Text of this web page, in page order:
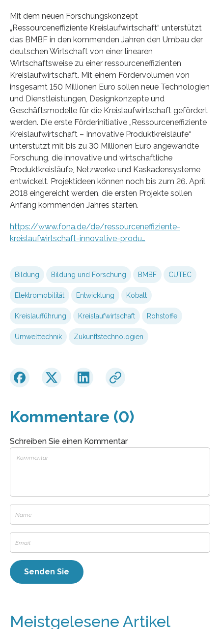
Mit dem neuen Forschungskonzept
„Ressourceneffiziente Kreislaufwirtschaft“ unterstützt
das BMBF in den kommenden Jahren den Umbau der
deutschen Wirtschaft von einer linearen
Wirtschaftsweise zu einer ressourceneffizienten
Kreislaufwirtschaft. Mit einem Fördervolumen von
insgesamt 150 Millionen Euro sollen neue Technologien
und Dienstleistungen, Designkonzepte und
Geschäftsmodelle für die Kreislaufwirtschaft gefördert
werden. Die erste Förderinitiative „Ressourceneffiziente
Kreislaufwirtschaft – Innovative Produktkreisläufe“
unterstützt mit bis zu 30 Millionen Euro angewandte
Forschung, die innovative und wirtschaftliche
Produktkreisläufe, Netzwerke und Kaskadensysteme
entwickelt. Projektideen können noch bis zum 26. April
2018 eingereicht werden, die ersten Projekte sollen
Anfang kommenden Jahres starten.
https://www.fona.de/de/ressourceneffiziente-
kreislaufwirtschaft-innovative-produ…
Bildung Bildung und Forschung BMBF CUTEC
Elektromobilität Entwicklung Kobalt
Kreislaufführung Kreislaufwirtschaft Rohstoffe
Umwelttechnik Zukunftstechnologien
Kommentare (0)
Schreiben Sie einen Kommentar
Meistgelesene Artikel